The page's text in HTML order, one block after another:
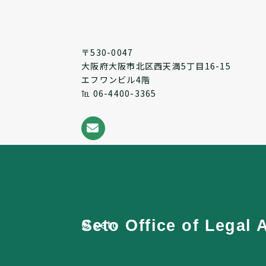
〒530-0047
大阪府大阪市北区西天満5丁目16-15
エフワンビル4階
℡ 06-4400-3365
Seto Office of Legal
© seto